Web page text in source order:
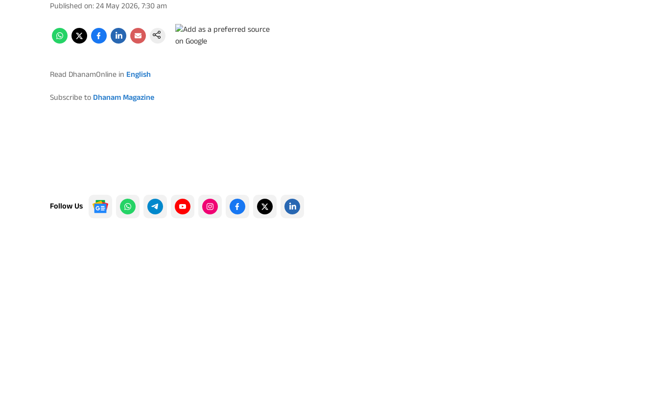
Published on:24 May 2026, 7:30 am
Read DhanamOnline in English
Subscribe to Dhanam Magazine
Follow Us